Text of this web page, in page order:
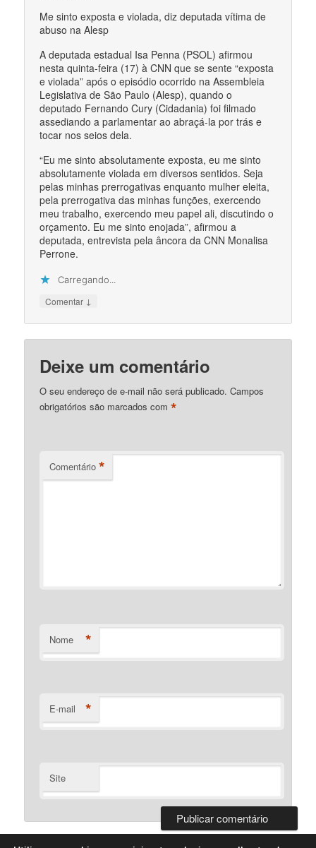
Me sinto exposta e violada, diz deputada vítima de
abuso na Alesp
A deputada estadual Isa Penna (PSOL) afirmou
nesta quinta-feira (17) à CNN que se sente “exposta
e violada” após o episódio ocorrido na Assembleia
Legislativa de São Paulo (Alesp), quando o
deputado Fernando Cury (Cidadania) foi filmado
assediando a parlamentar ao abraçá-la por trás e
tocar nos seios dela.
“Eu me sinto absolutamente exposta, eu me sinto
absolutamente violada em diversos sentidos. Seja
pelas minhas prerrogativas enquanto mulher eleita,
pela prerrogativa das minhas funções, exercendo
meu trabalho, exercendo meu papel ali, discutindo o
orçamento. Eu me sinto enojada”, afirmou a
deputada, entrevista pela âncora da CNN Monalisa
Perrone.
Carregando...
Comentar ↓
Deixe um comentário
O seu endereço de e-mail não será publicado. Campos
obrigatórios são marcados com*
Comentário *
Nome *
E-mail *
Site